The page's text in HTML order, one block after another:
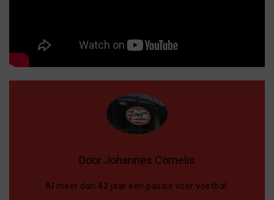
Door Johannes Cornelis
Al meer dan 43 jaar een passie voor voetbal.